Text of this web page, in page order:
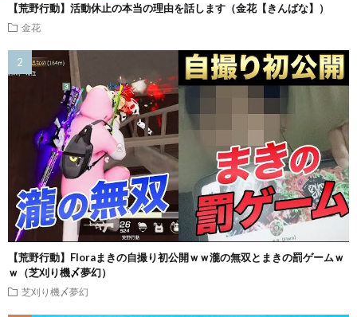
【荒野行動】活動休止の本当の理由を話します（金花【きんばな】）
金花
【荒野行動】Floraまきの自撮り初公開ｗｗ瀧の無双とまきの罰ゲームｗ
ｗ（芝刈り機〆夢幻）
芝刈り機〆夢幻